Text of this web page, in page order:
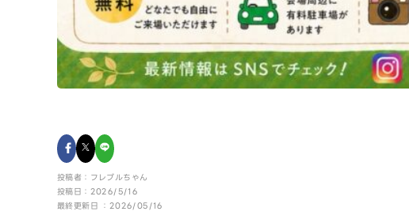
投稿者：フレブルちゃん
投稿日：2026/5/16
最終更新日 ：2026/05/16